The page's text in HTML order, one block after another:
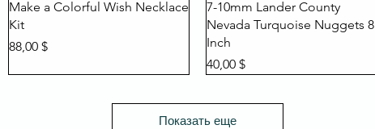
Быстрый просмотр
Make a Colorful Wish Necklace
Kit
Цена
88,00 $
Быстрый просмотр
7-10mm Lander County
Nevada Turquoise Nuggets 8
Inch
Цена
40,00 $
Показать еще